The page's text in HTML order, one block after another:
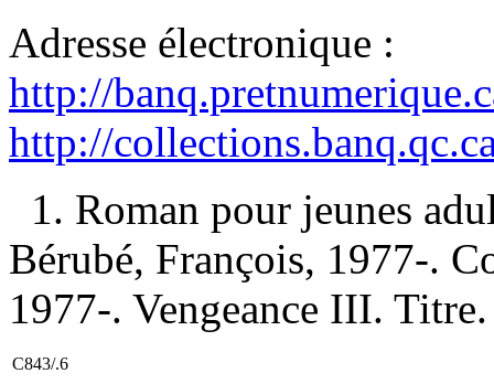
Adresse électronique :
http://
http://
1. Roman pour jeunes
Bérubé, François, 1977-.
1977-. Vengeance III. Titre.
C843/.6